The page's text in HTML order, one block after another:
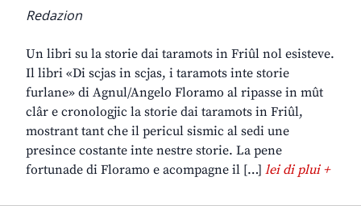
Redazion
Un libri su la storie dai taramots in Friûl nol esisteve.
Il libri «Di scjas in scjas, i taramots inte storie
furlane» di Agnul/Angelo Floramo al ripasse in mût
clâr e cronologjic la storie dai taramots in Friûl,
mostrant tant che il pericul sismic al sedi une
presince costante inte nestre storie. La pene
fortunade di Floramo e acompagne il […] lei di plui +